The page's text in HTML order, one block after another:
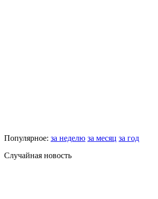
Популярное: за неделю за месяц за год
Случайная новость